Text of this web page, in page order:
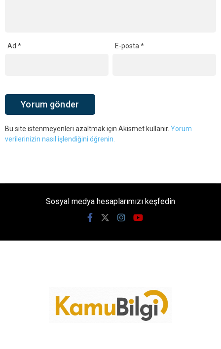
Ad * E-posta*
Bu site istenmeyenleri azaltmak için Akismet kullanır. Yorum
verilerinizin nasıl işlendiğini öğrenin.
Sosyal medya hesaplarımızı keşfedin